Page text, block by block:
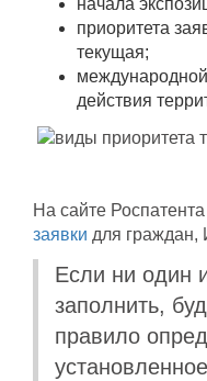
начала
приоритета
текущая;
действия
На сайте Роспатента
заявки для граждан,
Если ни один
заполнить,
правило